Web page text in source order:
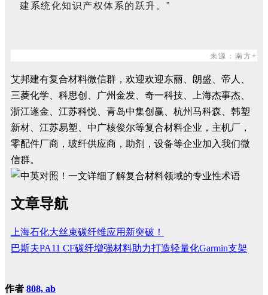
建系统化知识产权体系的跃升。”
来源 ： 南方+
艾邦建有复合材料微信群，欢迎欢迎东丽、朗盛、帝人、
三菱化学、科思创、广州金发、奇一科技、上海杰事杰、
浙江遂金、江苏科悦、青岛中集创赢、杭州马科森、韩塑
新材、江苏易塑、中广核俊尔等复合材料企业，主机厂，
零配件厂商，玻纤供应商，助剂，设备等企业加入我们微
信群。
文章导航
上海石化大丝束碳纤维应用新突破！
巴斯夫PA11 CF碳纤增强材料助力打造轻量化Garmin支架
作者 808, ab